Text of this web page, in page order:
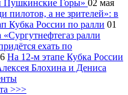
Пушкинские Горы» 02 мая
пилотов, а не зрителей»: в
Кубка России по ралли 01
ралли
ехать по
На 12-м этапе Кубка России
Блохина и Дениса
>>>